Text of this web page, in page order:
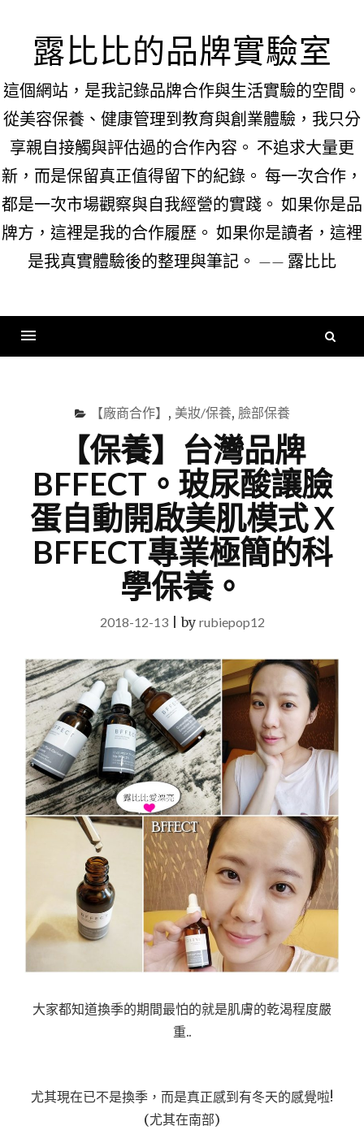
content露比比的品牌實驗室
這個網站，是我記錄品牌合作與生活實驗的空間。
從美容保養、健康管理到教育與創業體驗，我只分
享親自接觸與評估過的合作內容。 不追求大量更
新，而是保留真正值得留下的紀錄。 每一次合作，
都是一次市場觀察與自我經營的實踐。 如果你是品
牌方，這裡是我的合作履歷。 如果你是讀者，這裡
是我真實體驗後的整理與筆記。 —— 露比比
【廠商合作】 , 美妝/保養, 臉部保養
【保養】台灣品牌
BFFECT。玻尿酸讓臉
蛋自動開啟美肌模式 X
BFFECT專業極簡的科
學保養。
2018-12-13|by rubiepop12
大家都知道換季的期間最怕的就是肌膚的乾渴程度嚴
重..
尤其現在已不是換季，而是真正感到有冬天的感覺啦!
(尤其在南部)